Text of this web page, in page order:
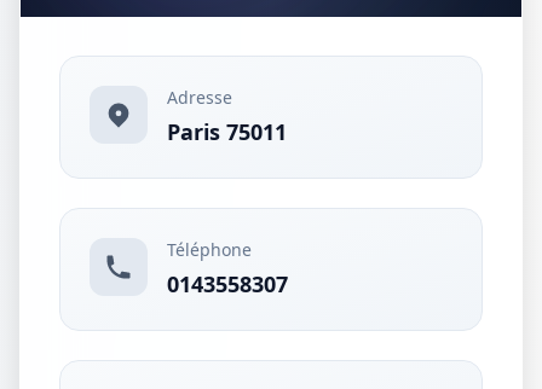
Adresse
Paris 75011
Téléphone
0143558307